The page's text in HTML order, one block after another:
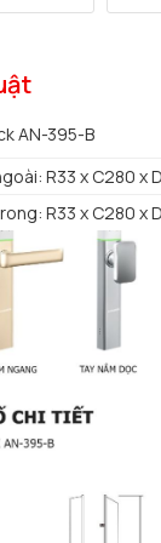
AN-395-B
R33 x C280 x
R33 x C280 x